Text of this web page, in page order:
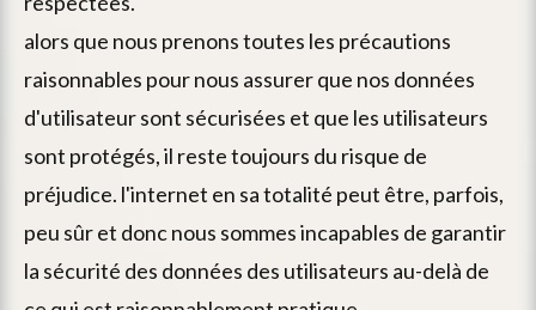
alors que nous prenons toutes les précautions
raisonnables pour nous assurer que nos données
d'utilisateur sont sécurisées et que les utilisateurs
sont protégés, il reste toujours du risque de
préjudice. l'internet en sa totalité peut être, parfois,
peu sûr et donc nous sommes incapables de garantir
la sécurité des données des utilisateurs au-delà de